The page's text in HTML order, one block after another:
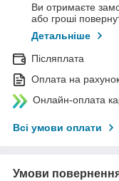
Ви отримаєте
або гроші
Детальніше
Післяплата
Оплата на
Онлайн-оплата
Всі умови оплати
Умови